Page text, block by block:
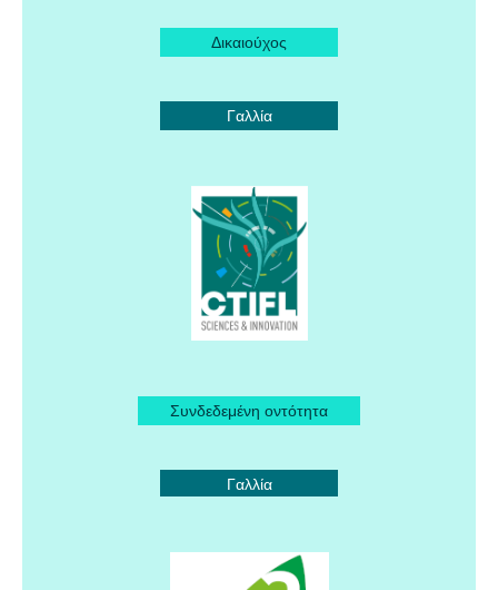
Δικαιούχος
Γαλλία
Συνδεδεμένη οντότητα
Γαλλία